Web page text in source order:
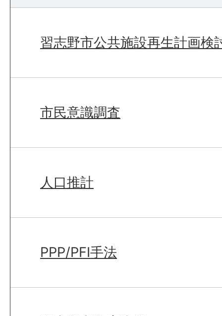
習志野市公共施設再生計画検
市民意識調査
人口推計
PPP/PFI手法